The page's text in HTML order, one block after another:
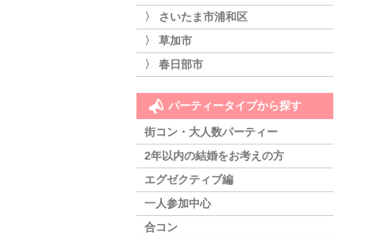
〉 さいたま市浦和区
〉 草加市
〉 春日部市
パーティータイプから探す
街コン・大人数パーティー
2年以内の結婚をお考えの方
エグゼクティブ編
一人参加中心
合コン